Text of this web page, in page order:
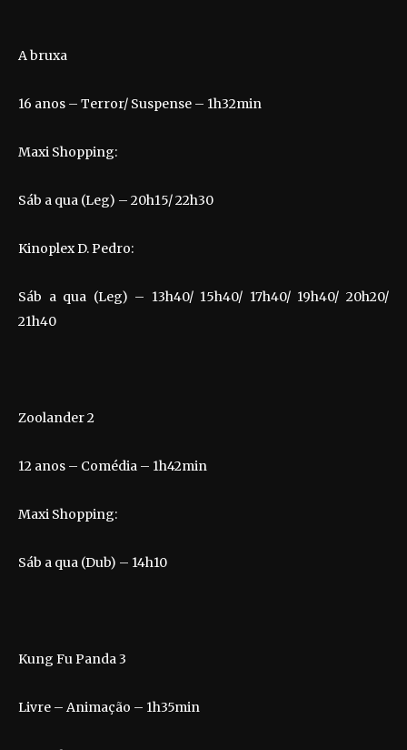
A bruxa
16 anos – Terror/ Suspense – 1h32min
Maxi Shopping:
Sáb a qua (Leg) – 20h15/ 22h30
Kinoplex D. Pedro:
Sáb a qua (Leg) – 13h40/ 15h40/ 17h40/ 19h40/ 20h20/
21h40
Zoolander 2
12 anos – Comédia – 1h42min
Maxi Shopping:
Sáb a qua (Dub) – 14h10
Kung Fu Panda 3
Livre – Animação – 1h35min